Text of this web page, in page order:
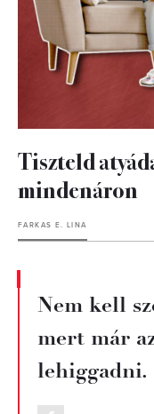
Tiszteld
mindenáron
FARKAS E. LINA
Nem kell
mert már
lehiggadni.